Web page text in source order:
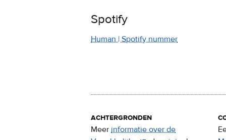
Spotify
Human | Spotify nummer
achtergronden
Meer informatie over de